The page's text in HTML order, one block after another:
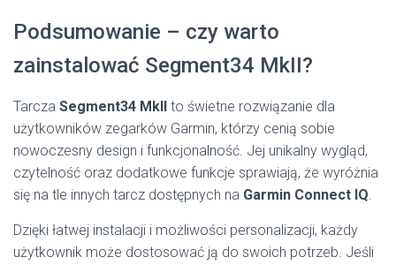
Podsumowanie – czy warto
zainstalować Segment34 MkII?
Tarcza Segment34 MkII to świetne rozwiązanie dla
użytkowników zegarków Garmin, którzy cenią sobie
nowoczesny design i funkcjonalność. Jej unikalny wygląd,
czytelność oraz dodatkowe funkcje sprawiają, że wyróżnia
się na tle innych tarcz dostępnych na Garmin Connect IQ.
Dzięki łatwej instalacji i możliwości personalizacji, każdy
użytkownik może dostosować ją do swoich potrzeb. Jeśli